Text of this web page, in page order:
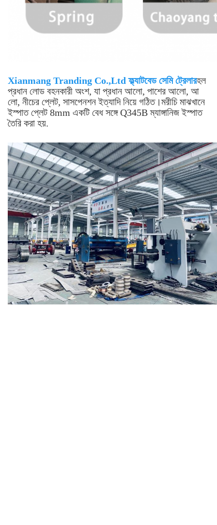
Xianmang Tranding Co.,Ltd ফ্ল্যাটবেড সেমি ট্রেলারহল
প্রধান লোড বহনকারী অংশ, যা প্রধান আলো, পাশের আলো, আ
লো, নীচের প্লেট, সাসপেনশন ইত্যাদি নিয়ে গঠিত।মরীচি মাঝখানে
ইস্পাত প্লেট 8mm একটি বেধ সঙ্গে Q345B ম্যাঙ্গানিজ ইস্পাত
তৈরি করা হয়.